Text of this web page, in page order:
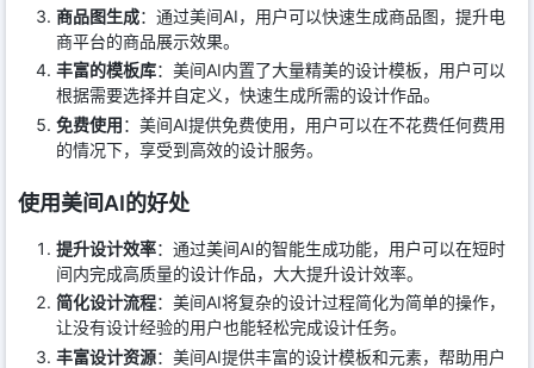
商品图生成：通过美间AI，用户可以快速生成商品图，提升电
商平台的商品展示效果。
丰富的模板库：美间AI内置了大量精美的设计模板，用户可以
根据需要选择并自定义，快速生成所需的设计作品。
免费使用：美间AI提供免费使用，用户可以在不花费任何费用
的情况下，享受到高效的设计服务。
使用美间AI的好处
提升设计效率：通过美间AI的智能生成功能，用户可以在短时
间内完成高质量的设计作品，大大提升设计效率。
简化设计流程：美间AI将复杂的设计过程简化为简单的操作，
让没有设计经验的用户也能轻松完成设计任务。
丰富设计资源：美间AI提供丰富的设计模板和元素，帮助用户